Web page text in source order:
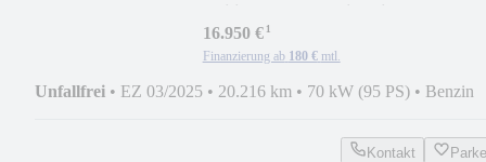
16.950 €¹
Finanzierung ab 180 € mtl.
Unfallfrei • EZ 03/2025 • 20.216 km • 70 kW (95 PS) • Benzin
Kontakt